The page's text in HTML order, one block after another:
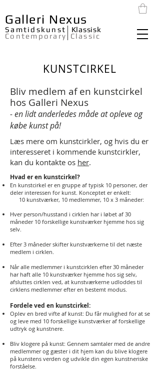
Galleri Nexus
Samtidskunst Klassisk
Contemporary Classic
KUNSTCIRKEL
Bliv medlem af en kunstcirkel
hos Galleri Nexus
- en lidt anderledes måde at opleve og
købe kunst på!
Læs mere om kunstcirkler, og hvis du er
interesseret i kommende kunstcirkler,
kan du kontakte os her.
Hvad er en kunstcirkel?
En kunstcirkel er en gruppe af typisk 10 personer, der
deler interessen for kunst. Konceptet er enkelt:
10 kunstværker, 10 medlemmer, 10 x 3 måneder:
Hver person/husstand i cirklen har i løbet af 30
måneder 10 forskellige kunstværker hjemme hos sig
selv.
Efter 3 måneder skifter kunstværkerne til det næste
medlem i cirklen.
Når alle medlemmer i kunstcirklen efter 30 måneder
har haft alle 10 kunstværker hjemme hos sig selv,
afsluttes cirklen ved, at kunstværkerne udloddes til
cirklens medlemmer efter en bestemt modus.
Fordele ved en kunstcirkel:
Oplev en bred vifte af kunst: Du får mulighed for at se
og leve med 10 forskellige kunstværker af forskellige
udtryk og kunstnere.
Bliv klogere på kunst: Gennem samtaler med de andre
medlemmer og gæster i dit hjem kan du blive klogere
på kunstens verden og udvikle din egen kunstneriske
forståelse.